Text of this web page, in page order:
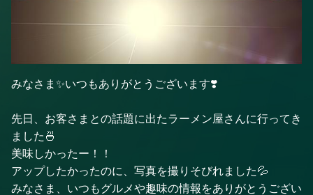
みなさま✨いつもありがとうございます❣️
先日、お客さまとの話題に出たラーメン屋さんに行ってき
ました🍜
美味しかったー！！
アップしたかったのに、写真を撮りそびれました💦
みなさま、いつもグルメや趣味の情報をありがとうござい